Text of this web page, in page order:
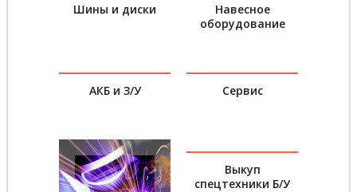
Шины и диски
Навесное
оборудование
АКБ и З/У Сервис
Выкуп
спецтехники Б/У